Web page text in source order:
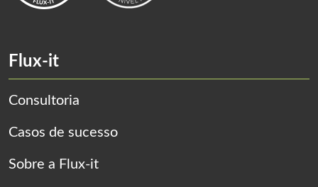
Flux-it
Consultoria
Casos de sucesso
Sobre a Flux-it